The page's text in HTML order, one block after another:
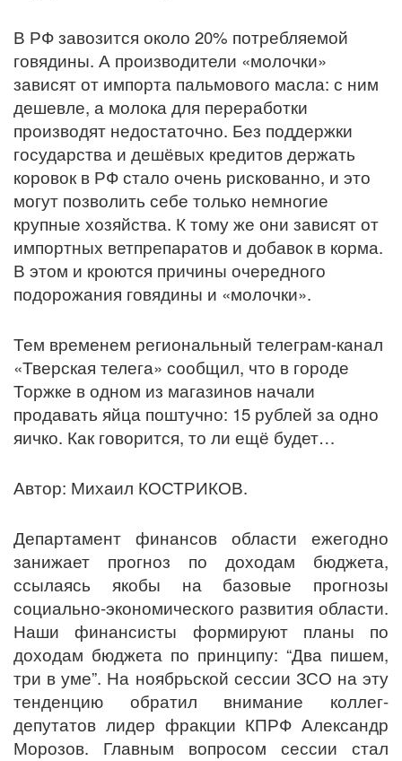
В РФ завозится около 20% потребляемой
говядины. А производители «молочки»
зависят от импорта пальмового масла: с ним
дешевле, а молока для переработки
производят недостаточно. Без поддержки
государства и дешёвых кредитов держать
коровок в РФ стало очень рискованно, и это
могут позволить себе только немногие
крупные хозяйства. К тому же они зависят от
импортных ветпрепаратов и добавок в корма.
В этом и кроются причины очередного
подорожания говядины и «молочки».
Тем временем региональный телеграм-канал
«Тверская телега» сообщил, что в городе
Торжке в одном из магазинов начали
продавать яйца поштучно: 15 рублей за одно
яичко. Как говорится, то ли ещё будет…
Автор: Михаил КОСТРИКОВ.
Департамент финансов области ежегодно
занижает прогноз по доходам бюджета,
ссылаясь якобы на базовые прогнозы
социально-экономического развития области.
Наши финансисты формируют планы по
доходам бюджета по принципу: “Два пишем,
три в уме”. На ноябрьской сессии ЗСО на эту
тенденцию обратил внимание коллег-
депутатов лидер фракции КПРФ Александр
Морозов. Главным вопросом сессии стал